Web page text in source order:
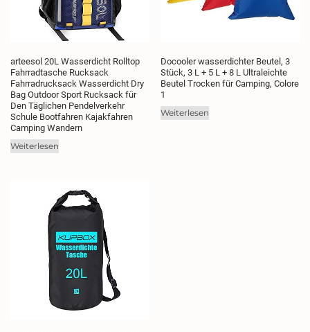
arteesol 20L Wasserdicht Rolltop
Fahrradtasche Rucksack
Fahrradrucksack Wasserdicht Dry
Bag Outdoor Sport Rucksack für
Den Täglichen Pendelverkehr
Schule Bootfahren Kajakfahren
Camping Wandern
Weiterlesen
Docooler wasserdichter Beutel, 3
Stück, 3 L + 5 L + 8 L Ultraleichte
Beutel Trocken für Camping, Colore
1
Weiterlesen